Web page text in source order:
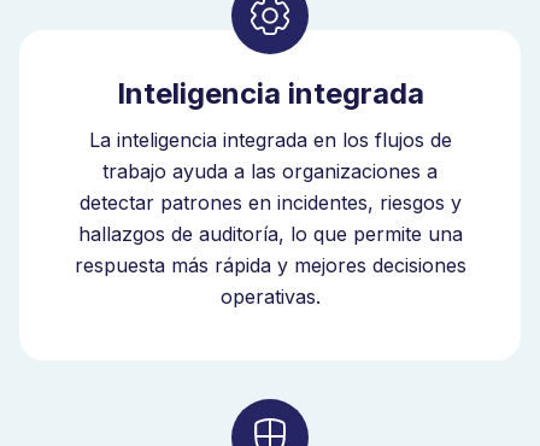
Inteligencia integrada
La inteligencia integrada en los flujos de
trabajo ayuda a las organizaciones a
detectar patrones en incidentes, riesgos y
hallazgos de auditoría, lo que permite una
respuesta más rápida y mejores decisiones
operativas.